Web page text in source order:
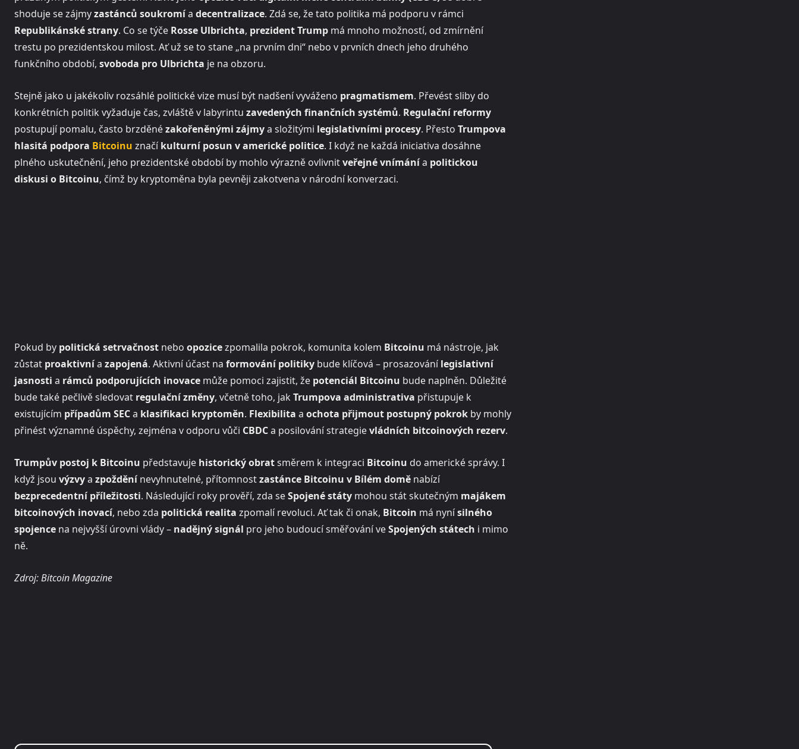
shoduje se zájmyzastánců soukromía decentralizace. Zdá se, že tato politika má podporu v rámci
Republikánské strany. Co se týče Rosse Ulbrichta, prezident Trump má mnoho možností, od zmírnění
trestu po prezidentskou milost. Ať už se to stane „na prvním dni“ nebo v prvních dnech jeho druhého
funkčního období, svoboda pro Ulbrichta je na obzoru.
Stejně jako u jakékoliv rozsáhlé politické vize musí být nadšení vyváženo pragmatismem. Převést sliby do
konkrétních politik vyžaduje čas, zvláště v labyrintu zavedených finančních systémů. Regulační reformy
postupují pomalu, často brzděnézakořeněnými zájmya složitými legislativními procesy. Přesto Trumpova
hlasitá podpora Bitcoinu značíkulturní posun v americké politice. I když ne každá iniciativa dosáhne
plného uskutečnění, jeho prezidentské období by mohlo výrazně ovlivnitveřejné vnímánía politickou
diskusi o Bitcoinu, čímž by kryptoměna byla pevněji zakotvena v národní konverzaci.
Pokud by politická setrvačnost nebo opozicezpomalila pokrok, komunita kolem Bitcoinu má nástroje, jak
zůstat proaktivnía zapojená. Aktivní účast na formování politiky bude klíčová – prosazovánílegislativní
jasnosti a rámců podporujících inovace může pomoci zajistit, že potenciál Bitcoinu bude naplněn. Důležité
bude také pečlivě sledovat regulační změny, včetně toho, jak Trumpova administrativa přistupuje k
existujícím případům SECa klasifikaci kryptoměn. Flexibilita a ochota přijmout postupný pokrok by mohly
přinést významné úspěchy, zejména v odporu vůči CBDCa posilování strategievládních bitcoinových rezerv.
Trumpův postoj k Bitcoinu představuje historický obratsměrem k integraci Bitcoinu do americké správy. I
když jsou výzvya zpožděnínevyhnutelné, přítomnostzastánce Bitcoinu v Bílém domě nabízí
bezprecedentní příležitosti. Následující roky prověří, zda seSpojené státy mohou stát skutečným majákem
bitcoinových inovací, nebo zda politická realita zpomalí revoluci. Ať tak či onak, Bitcoin má nynísilného
spojence na nejvyšší úrovni vlády – nadějný signál pro jeho budoucí směřování veSpojených státech i mimo
ně.
Zdroj: Bitcoin Magazine